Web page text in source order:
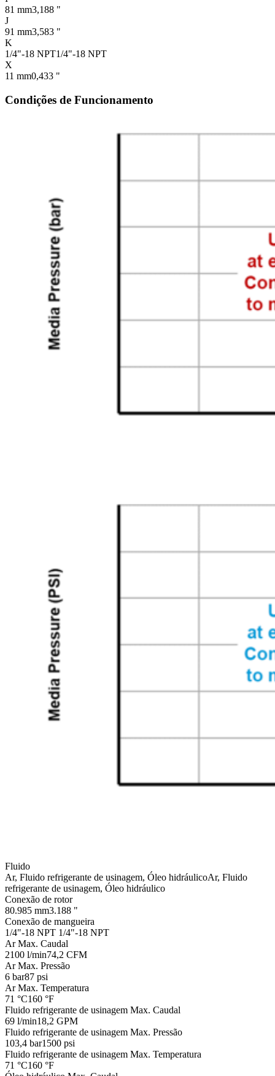
81 mm3,188 "
J
91 mm3,583 "
K
1/4"-18 NPT1/4"-18 NPT
X
11 mm0,433 "
Condições de Funcionamento
Fluido
Ar, Fluido refrigerante de usinagem, Óleo hidráulicoAr, Fluido
refrigerante de usinagem, Óleo hidráulico
Conexão de rotor
80.985 mm3.188 "
Conexão de mangueira
1/4"-18 NPT 1/4"-18 NPT
Ar Max. Caudal
2100 l/min74,2 CFM
Ar Max. Pressão
6 bar87 psi
Ar Max. Temperatura
71 °C160 °F
Fluido refrigerante de usinagem Max. Caudal
69 l/min18,2 GPM
Fluido refrigerante de usinagem Max. Pressão
103,4 bar1500 psi
Fluido refrigerante de usinagem Max. Temperatura
71 °C160 °F